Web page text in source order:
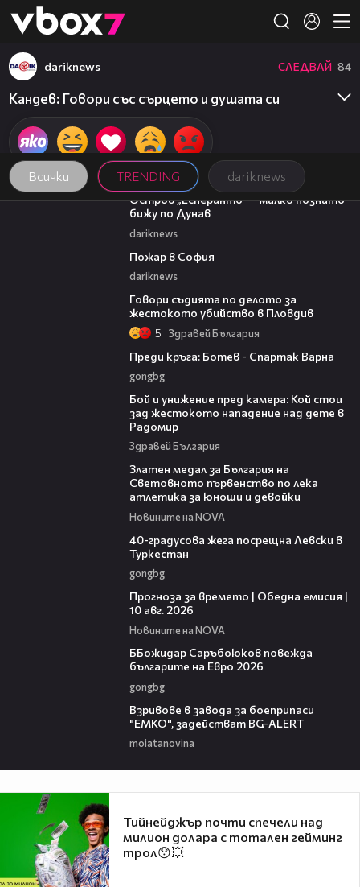
👾
Всички TRENDING dariknews
dariknews СЛЕДВАЙ 84
Кандев: Говори със сърцето и душата си
00:04
Остров „Есперанто“ – малко познато
бижу по Дунав
dariknews
Пожар в София
dariknews
Говори съдията по делото за
жестокото убийство в Пловдив
5 Здравей България
Преди кръга: Ботев - Спартак Варна
gongbg
Бой и унижение пред камера: Кой стои
зад жестокото нападение над дете в
Радомир
Здравей България
Златен медал за България на
Световното първенство по лека
атлетика за юноши и девойки
Новините на NOVA
40-градусова жега посрещна Левски в
Туркестан
gongbg
Прогноза за времето | Обедна емисия |
10 авг. 2026
Новините на NOVA
ББожидар Саръбоюков повежда
българите на Евро 2026
gongbg
Взривове в завода за боеприпаси
"ЕМКО", задействат BG-ALERT
moiatanovina
Тийнейджър почти спечели над
милион долара с тотален гейминг
трол😯💥